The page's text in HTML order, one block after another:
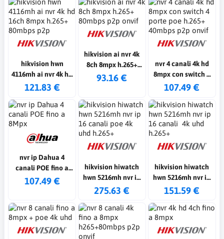
hikvision hwn
4116mh ai nvr 4k hd
16ch 8mpx h.265+
121.83 €
hikvision ai nvr 4k
8ch 8mpx h.265+
80mbps p2p onvif
93.16 €
nvr 4 canali 4k hd
8mpx con switch 4
porte poe h.265+
107.49 €
nvr ip Dahua 4
canali POE fino a
8Mpx
107.49 €
hikvision hiwatch
hwn 5216mh nvr ip
16 canali poe 4k
275.63 €
hikvision hiwatch
hwn 5216mh nvr ip
16 canali 4k uhd
151.59 €